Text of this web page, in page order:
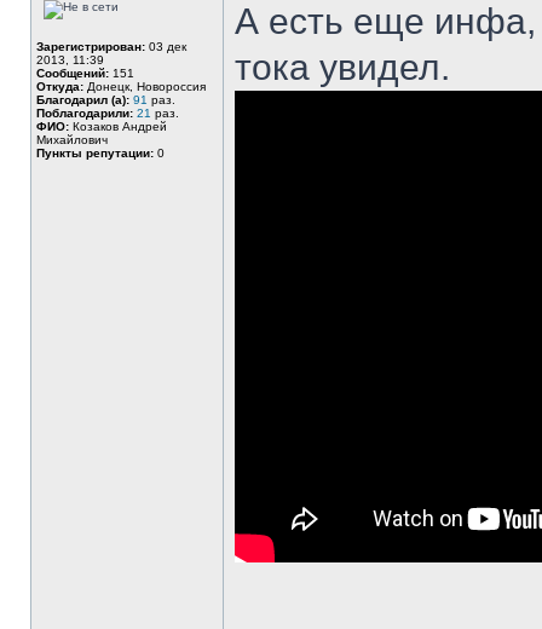
Зарегистрирован: 03 дек
2013, 11:39
Сообщений: 151
Откуда: Донецк, Новороссия
Благодарил (а): 91 раз.
Поблагодарили: 21 раз.
ФИО: Козаков Андрей
Михайлович
Пункты репутации: 0
А есть еще инфа,
тока увидел.